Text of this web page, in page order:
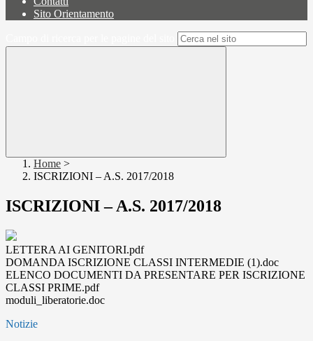
Sito Orientamento
Home >
ISCRIZIONI – A.S. 2017/2018
ISCRIZIONI – A.S. 2017/2018
LETTERA AI GENITORI.pdf
DOMANDA ISCRIZIONE CLASSI INTERMEDIE (1).doc
ELENCO DOCUMENTI DA PRESENTARE PER ISCRIZIONE
CLASSI PRIME.pdf
moduli_liberatorie.doc
Notizie